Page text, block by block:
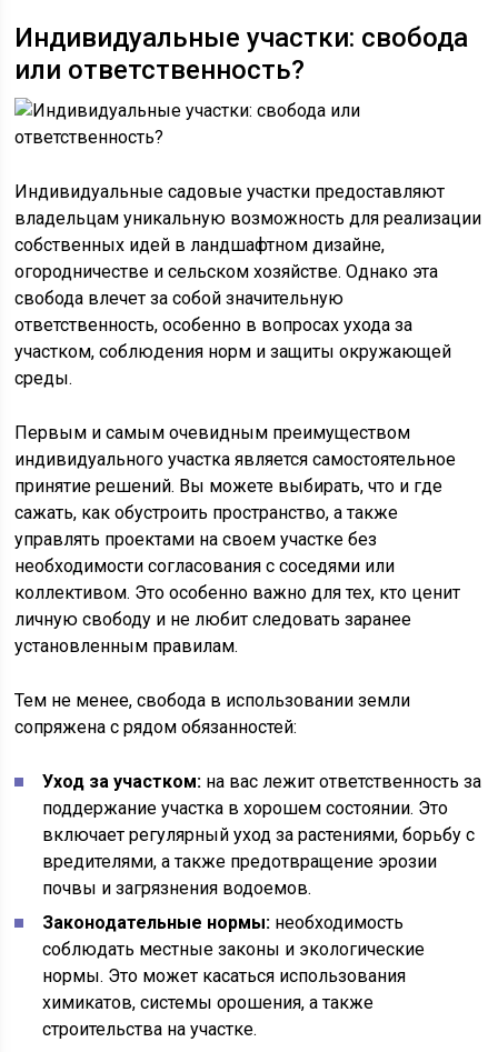
Индивидуальные участки: свобода
или ответственность?
Индивидуальные садовые участки предоставляют
владельцам уникальную возможность для реализации
собственных идей в ландшафтном дизайне,
огородничестве и сельском хозяйстве. Однако эта
свобода влечет за собой значительную
ответственность, особенно в вопросах ухода за
участком, соблюдения норм и защиты окружающей
среды.
Первым и самым очевидным преимуществом
индивидуального участка является самостоятельное
принятие решений. Вы можете выбирать, что и где
сажать, как обустроить пространство, а также
управлять проектами на своем участке без
необходимости согласования с соседями или
коллективом. Это особенно важно для тех, кто ценит
личную свободу и не любит следовать заранее
установленным правилам.
Тем не менее, свобода в использовании земли
сопряжена с рядом обязанностей:
Уход за участком: на вас лежит ответственность за
поддержание участка в хорошем состоянии. Это
включает регулярный уход за растениями, борьбу с
вредителями, а также предотвращение эрозии
почвы и загрязнения водоемов.
Законодательные нормы: необходимость
соблюдать местные законы и экологические
нормы. Это может касаться использования
химикатов, системы орошения, а также
строительства на участке.